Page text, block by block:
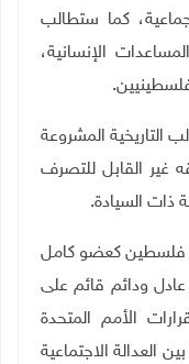
كما ستطالب
الإنسانية،
.
التاريخية المشروعة
غير القابل للتصرف
ذات السيادة.
فلسطين كعضو كامل
ودائم قائم على
الأمم المتحدة
العدالة الاجتماعية